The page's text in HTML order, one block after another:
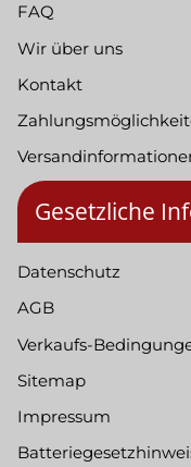
FAQ
Wir über uns
Kontakt
Gesetzliche
Datenschutz
AGB
Verkaufs-
Sitemap
Impressum